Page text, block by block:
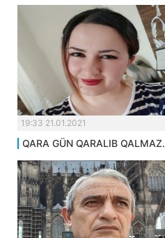
19:33 21.01.2021
QARA GÜN QARALIB QALMAZ.